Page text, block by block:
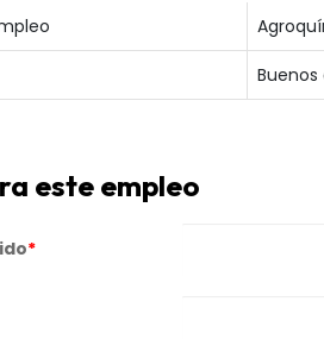
Buenos
este empleo
*